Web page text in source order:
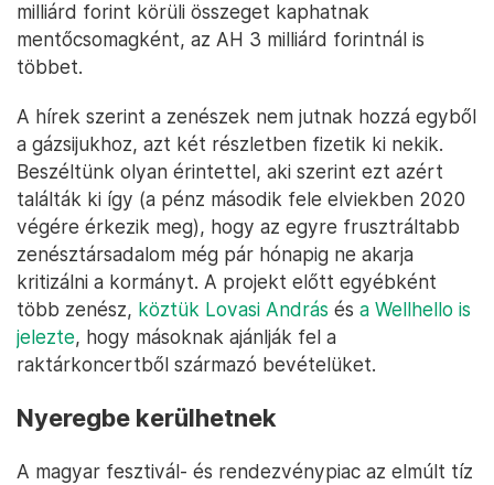
milliárd forint körüli összeget kaphatnak
mentőcsomagként, az AH 3 milliárd forintnál is
többet.
A hírek szerint a zenészek nem jutnak hozzá egyből
a gázsijukhoz, azt két részletben fizetik ki nekik.
Beszéltünk olyan érintettel, aki szerint ezt azért
találták ki így (a pénz második fele elviekben 2020
végére érkezik meg), hogy az egyre frusztráltabb
zenésztársadalom még pár hónapig ne akarja
kritizálni a kormányt. A projekt előtt egyébként
több zenész, köztük Lovasi András és a Wellhello is
jelezte, hogy másoknak ajánlják fel a
raktárkoncertből származó bevételüket.
Nyeregbe kerülhetnek
A magyar fesztivál- és rendezvénypiac az elmúlt tíz